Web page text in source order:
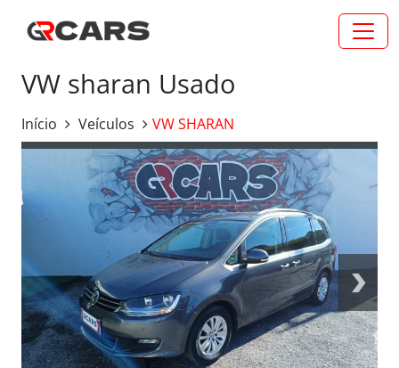
VW sharan Usado
Início Veículos VW SHARAN